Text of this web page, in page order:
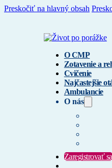
Preskočiť na hlavný obsah
O CMP
Zotavenie a
Cvičenie
Najčastejšie
Ambulancie
O nás
Zaregistrovať sa